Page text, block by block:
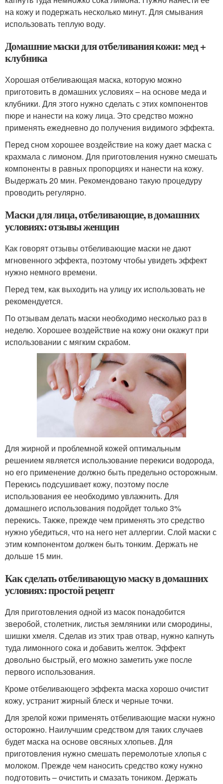
на кожу и подержать несколько минут. Для смывания
использовать теплую воду.
Домашние маски для отбеливания кожи: мед +
клубника
Хорошая отбеливающая маска, которую можно
приготовить в домашних условиях – на основе меда и
клубники. Для этого нужно сделать с этих компонентов
пюре и нанести на кожу лица. Это средство можно
применять ежедневно до получения видимого эффекта.
Перед сном хорошее воздействие на кожу дает маска с
крахмала с лимоном. Для приготовления нужно смешать
компоненты в равных пропорциях и нанести на кожу.
Выдержать 20 мин. Рекомендовано такую процедуру
проводить регулярно.
Маски для лица, отбеливающие, в домашних
условиях: отзывы женщин
Как говорят отзывы отбеливающие маски не дают
мгновенного эффекта, поэтому чтобы увидеть эффект
нужно немного времени.
Перед тем, как выходить на улицу их использовать не
рекомендуется.
По отзывам делать маски необходимо несколько раз в
неделю. Хорошее воздействие на кожу они окажут при
использовании с мягким скрабом.
Для жирной и проблемной кожей оптимальным
решением является использование перекиси водорода,
но его применение должно быть предельно осторожным.
Перекись подсушивает кожу, поэтому после
использования ее необходимо увлажнить. Для
домашнего использования подойдет только 3%
перекись. Также, прежде чем применять это средство
нужно убедиться, что на него нет аллергии. Слой маски с
этим компонентом должен быть тонким. Держать не
дольше 15 мин.
Как сделать отбеливающую маску в домашних
условиях: простой рецепт
Для приготовления одной из масок понадобится
зверобой, столетник, листья земляники или смородины,
шишки хмеля. Сделав из этих трав отвар, нужно капнуть
туда лимонного сока и добавить желток. Эффект
довольно быстрый, его можно заметить уже после
первого использования.
Кроме отбеливающего эффекта маска хорошо очистит
кожу, устранит жирный блеск и черные точки.
Для зрелой кожи применять отбеливающие маски нужно
осторожно. Наилучшим средством для таких случаев
будет маска на основе овсяных хлопьев. Для
приготовления нужно смешать перемолотые хлопья с
молоком. Прежде чем наносить средство кожу нужно
подготовить – очистить и смазать тоником. Держать